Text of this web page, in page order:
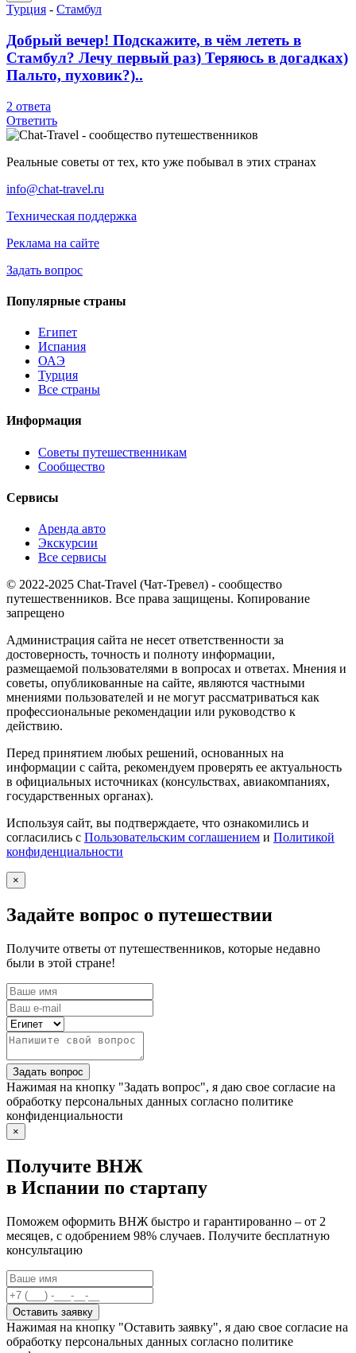
Турция - Стамбул
Добрый вечер! Подскажите, в чём лететь в
Стамбул? Лечу первый раз) Теряюсь в догадках)
Пальто, пуховик?)..
2 ответа
Ответить
Реальные советы от тех, кто уже побывал в этих странах
info@chat-travel.ru
Техническая поддержка
Реклама на сайте
Задать вопрос
Популярные страны
Египет
Испания
ОАЭ
Турция
Все страны
Информация
Советы путешественникам
Сообщество
Сервисы
Аренда авто
Экскурсии
Все сервисы
© 2022-2025 Chat-Travel (Чат-Тревел) - сообщество
путешественников. Все права защищены. Копирование
запрещено
Администрация сайта не несет ответственности за
достоверность, точность и полноту информации,
размещаемой пользователями в вопросах и ответах. Мнения и
советы, опубликованные на сайте, являются частными
мнениями пользователей и не могут рассматриваться как
профессиональные рекомендации или руководство к
действию.
Перед принятием любых решений, основанных на
информации с сайта, рекомендуем проверять ее актуальность
в официальных источниках (консульствах, авиакомпаниях,
государственных органах).
Используя сайт, вы подтверждаете, что ознакомились и
согласились с Пользовательским соглашением и Политикой
конфиденциальности
×
Задайте вопрос о путешествии
Получите ответы от путешественников, которые недавно
были в этой стране!
Задать вопрос
Нажимая на кнопку "Задать вопрос", я даю свое согласие на
обработку персональных данных согласно политике
конфиденциальности
×
Получите ВНЖ
в Испании по стартапу
Поможем оформить ВНЖ быстро и гарантированно – от 2
месяцев, с одобрением 98% случаев. Получите бесплатную
консультацию
Оставить заявку
Нажимая на кнопку "Оставить заявку", я даю свое согласие на
обработку персональных данных согласно политике